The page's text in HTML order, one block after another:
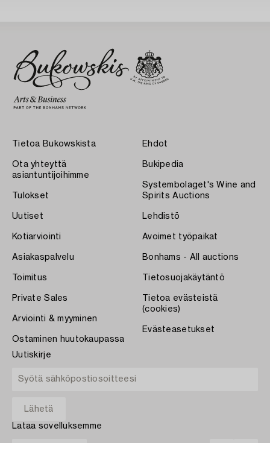
Tietoa Bukowskista
Ota yhteyttä
asiantuntijoihimme
Tulokset
Uutiset
Kotiarviointi
Asiakaspalvelu
Toimitus
Private Sales
Arviointi & myyminen
Ostaminen huutokaupassa
Ehdot
Bukipedia
Systembolaget's Wine and
Spirits Auctions
Lehdistö
Avoimet työpaikat
Bonhams - All auctions
Tietosuojakäytäntö
Tietoa evästeistä
(cookies)
Evästeasetukset
Uutiskirje
Lataa sovelluksemme